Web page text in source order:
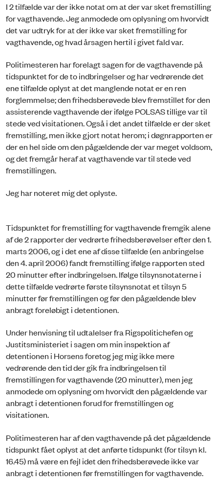
I 2 tilfælde var der ikke notat om at der var sket fremstilling
for vagthavende. Jeg anmodede om oplysning om hvorvidt
det var udtryk for at der ikke var sket fremstilling for
vagthavende, og hvad årsagen hertil i givet fald var.
Politimesteren har forelagt sagen for de vagthavende på
tidspunktet for de to indbringelser og har vedrørende det
ene tilfælde oplyst at det manglende notat er en ren
forglemmelse; den frihedsberøvede blev fremstillet for den
assisterende vagthavende der ifølge POLSAS tillige var til
stede ved visitationen. Også i det andet tilfælde er der sket
fremstilling, men ikke gjort notat herom; i døgnrapporten er
der en hel side om den pågældende der var meget voldsom,
og det fremgår heraf at vagthavende var til stede ved
fremstillingen.
Jeg har noteret mig det oplyste.
Tidspunktet for fremstilling for vagthavende fremgik alene
af de 2 rapporter der vedrørte frihedsberøvelser efter den 1.
marts 2006, og i det ene af disse tilfælde (en anbringelse
den 4. april 2006) fandt fremstilling ifølge rapporten sted
20 minutter efter indbringelsen. Ifølge tilsynsnotaterne i
dette tilfælde vedrørte første tilsynsnotat et tilsyn 5
minutter før fremstillingen og før den pågældende blev
anbragt foreløbigt i detentionen.
Under henvisning til udtalelser fra Rigspolitichefen og
Justitsministeriet i sagen om min inspektion af
detentionen i Horsens foretog jeg mig ikke mere
vedrørende den tid der gik fra indbringelsen til
fremstillingen for vagthavende (20 minutter), men jeg
anmodede om oplysning om hvorvidt den pågældende var
anbragt i detentionen forud for fremstillingen og
visitationen.
Politimesteren har af den vagthavende på det pågældende
tidspunkt fået oplyst at det anførte tidspunkt (for tilsyn kl.
16.45) må være en fejl idet den frihedsberøvede ikke var
anbragt i detentionen før fremstillingen for vagthavende.